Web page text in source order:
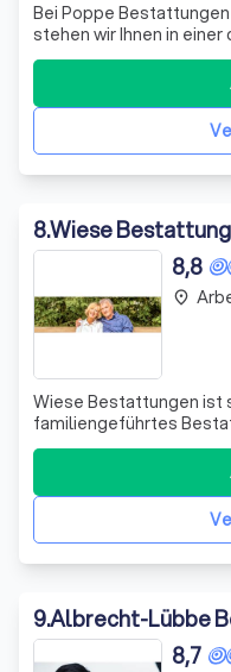
Bei Poppe
stehen wir Ihnen in
Lebens zur Seite. Wir
geliebten Menschen
Herausforderung
den Abschied so
8.Wiese
8,8
Wiese Bestattungen ist
familiengeführtes
zu agieren. Wir
Dienstleister, die
Hinterbliebenen mit
Respekt begegnen. In
place
9.Albrecht-Lübbe
8,7